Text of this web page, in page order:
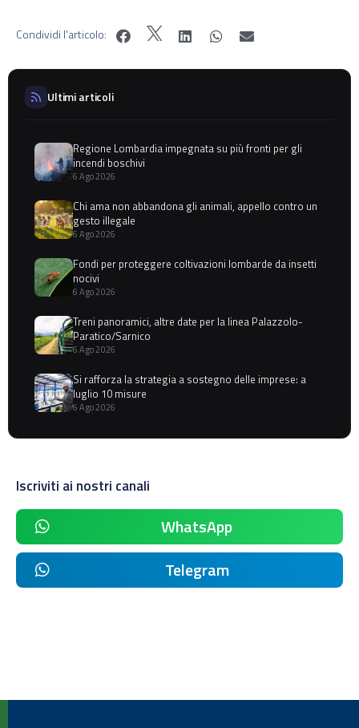
Condividi l'articolo:
Ultimi articoli
Regione Lombardia impegnata su più fronti per gli
incendi boschivi
6 Ago 2026
Chi ama non abbandona gli animali, appello contro un
gesto illegale
6 Ago 2026
Fondi per proteggere coltivazioni lombarde da insetti
nocivi
6 Ago 2026
Treni panoramici, altre date per la linea Palazzolo-
Paratico/Sarnico
6 Ago 2026
Si rafforza la strategia a sostegno delle imprese: a
luglio 10 misure
6 Ago 2026
Iscriviti ai nostri canali
WhatsApp
Telegram